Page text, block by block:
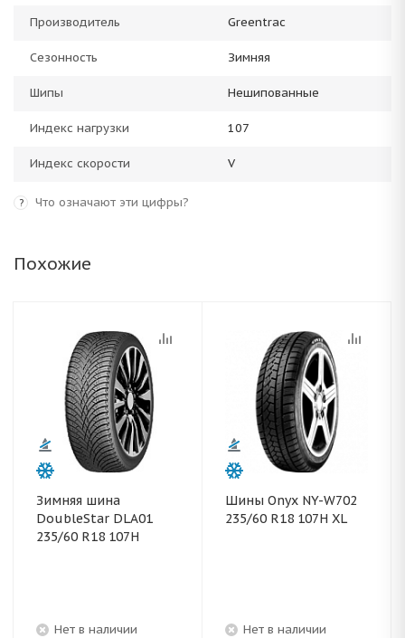
Производитель Greentrac
Сезонность Зимняя
Шипы Нешипованные
Индекс нагрузки 107
Индекс скорости V
? Что означают эти цифры?
Похожие
Зимняя шина
DoubleStar DLA01
235/60 R18 107H
Нет в наличии
Шины Onyx NY-W702
235/60 R18 107H XL
Нет в наличии